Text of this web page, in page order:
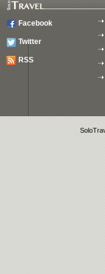
Facebook
Twitter
RSS